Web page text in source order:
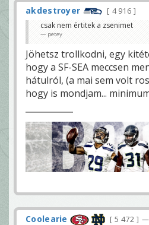
akdestroyer
4 916
csak nem értitek a zsenimet
petey
Jöhetsz trollkodni, egy
hogy a SF-SEA meccsen
hátulról, (a mai sem volt
hogy is mondjam...
Coolearie 5 472 —